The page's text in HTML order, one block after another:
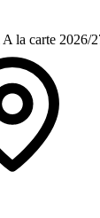
A la carte 2026/